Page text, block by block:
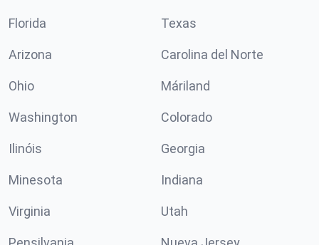
Florida Texas
Arizona Carolina del Norte
Ohio Máriland
Washington Colorado
Ilinóis Georgia
Minesota Indiana
Virginia Utah